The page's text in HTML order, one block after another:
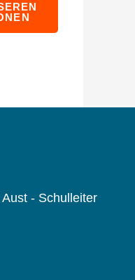
- Schulleiter